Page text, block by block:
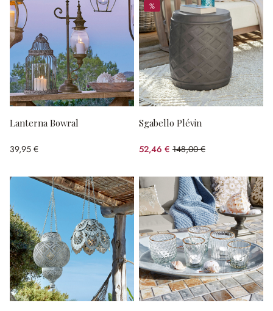
Lanterna Bowral
39,95 €
%
%
Sgabello Plévin
52,46 € 148,00 €
(risparmio 64.55%)